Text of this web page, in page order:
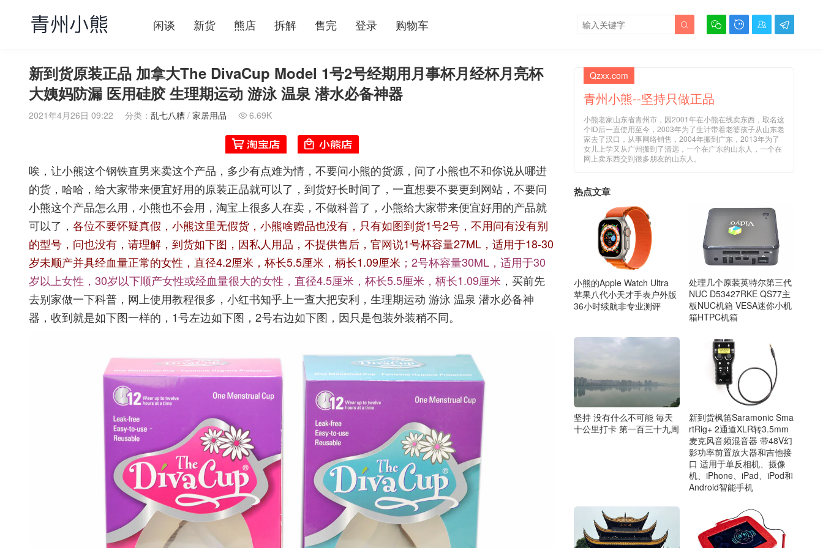
闲谈 新货 熊店 拆解 售完 登录 购物车    

新到货原装正品 加拿大The DivaCup Model 1号2号经期用月事杯月经杯月亮杯
大姨妈防漏 医用硅胶 生理期运动 游泳 温泉 潜水必备神器
2021年4月26日 09:22 分类： 乱七八糟 / 家居用品  6.69K
唉，让小熊这个钢铁直男来卖这个产品，多少有点难为情，不要问小熊的货源，问了小熊也不和你说从哪进
的货，哈哈，给大家带来便宜好用的原装正品就可以了，到货好长时间了，一直想要不要更到网站，不要问
小熊这个产品怎么用，小熊也不会用，淘宝上很多人在卖，不做科普了，小熊给大家带来便宜好用的产品就
可以了， 各位不要怀疑真假，小熊这里无假货，小熊啥赠品也没有，只有如图到货1号2号，不用问有没有别
的型号，问也没有，请理解，到货如下图，因私人用品，不提供售后， 官网说1号杯容量27ML，适用于18-30
岁未顺产并具经血量正常的女性 ， 直径4.2厘米，杯长5.5厘米，柄长1.09厘米 ； 2号杯容量30ML，适用于30
岁以上女性，30岁以下顺产女性或经血量很大的女性，直径4.5厘米，杯长5.5厘米，柄长1.09厘米 ，买前先
去别家做一下科普，网上使用教程很多，小红书知乎上一查大把安利，生理期运动 游泳 温泉 潜水必备神
器，收到就是如下图一样的，1号左边如下图，2号右边如下图，因只是包装外装稍不同。
Qzxx.com
青州小熊--坚持只做正品
小熊老家山东省青州市，因2001年在小熊在线卖东西，取名这
个ID后一直使用至今，2003年为了生计带着老婆孩子从山东老
家去了汉口，从事网络销售，2004年搬到广东，2013年为了
女儿上学又从广州搬到了清远，一个在广东的山东人，一个在
网上卖东西交到很多朋友的山东人。
热点文章
小熊的Apple Watch Ultra
苹果八代小天才手表户外版
36小时续航非专业测评
处理几个原装英特尔第三代
NUC D53427RKE QS77主
板NUC机箱 VESA迷你小机
箱HTPC机箱
坚持 没有什么不可能 毎天
十公里打卡 第一百三十九周
新到货枫笛Saramonic Sma
rtRig+ 2通道XLR转3.5mm
麦克风音频混音器 带48V幻
影功率前置放大器和吉他接
口 适用于单反相机、摄像
机、iPhone、iPad、iPod和
Android智能手机